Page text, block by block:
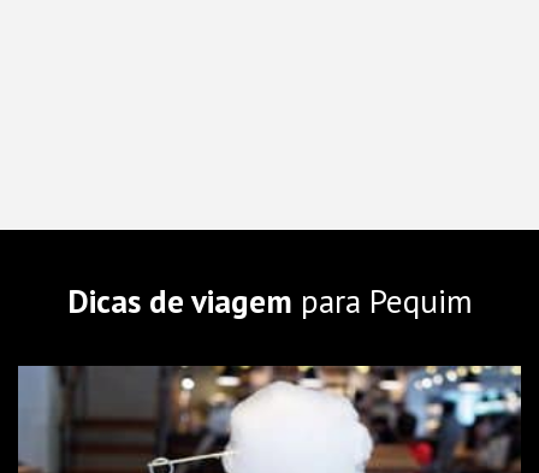
Dicas de viagem para Pequim